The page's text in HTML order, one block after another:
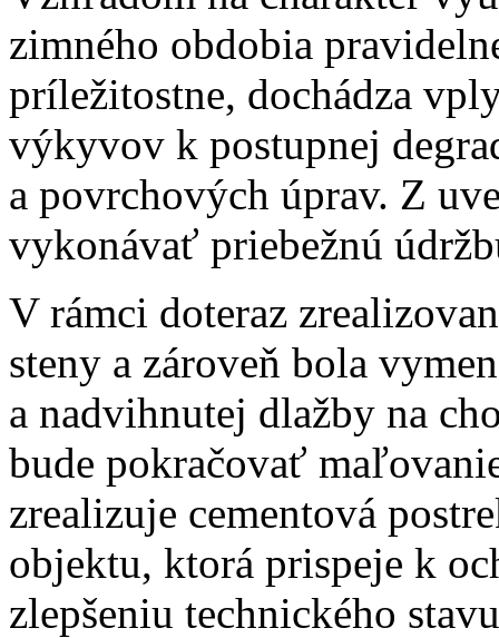
zimného obdobia
príležitostne, dochádza
výkyvov k postupnej
a povrchových úprav. Z
vykonávať priebežnú
V rámci doteraz
steny a zároveň bola
a nadvihnutej dlažby na
bude pokračovať
zrealizuje cementová
objektu, ktorá prispeje k
zlepšeniu technického